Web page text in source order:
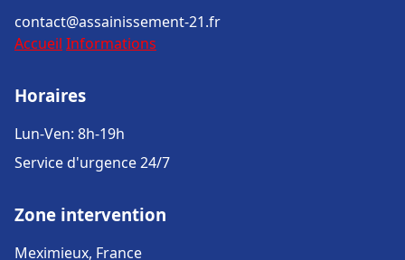
contact@assainissement-21.fr
Accueil Informations
Horaires
Lun-Ven: 8h-19h
Service d'urgence 24/7
Zone intervention
Meximieux, France